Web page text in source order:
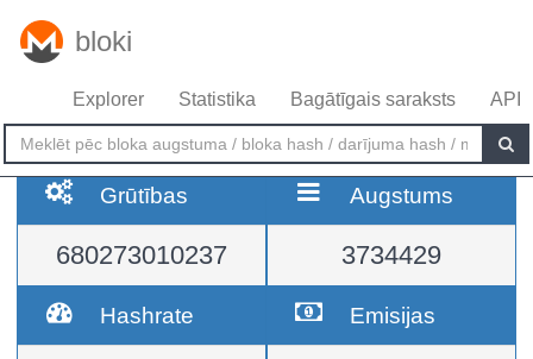
bloki
Explorer Statistika Bagātīgais saraksts API
Grūtības
680273010237
Augstums
3734429
Hashrate Emisijas